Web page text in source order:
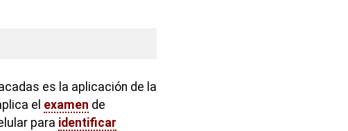
es la aplicación de la
el examen de
para identificar